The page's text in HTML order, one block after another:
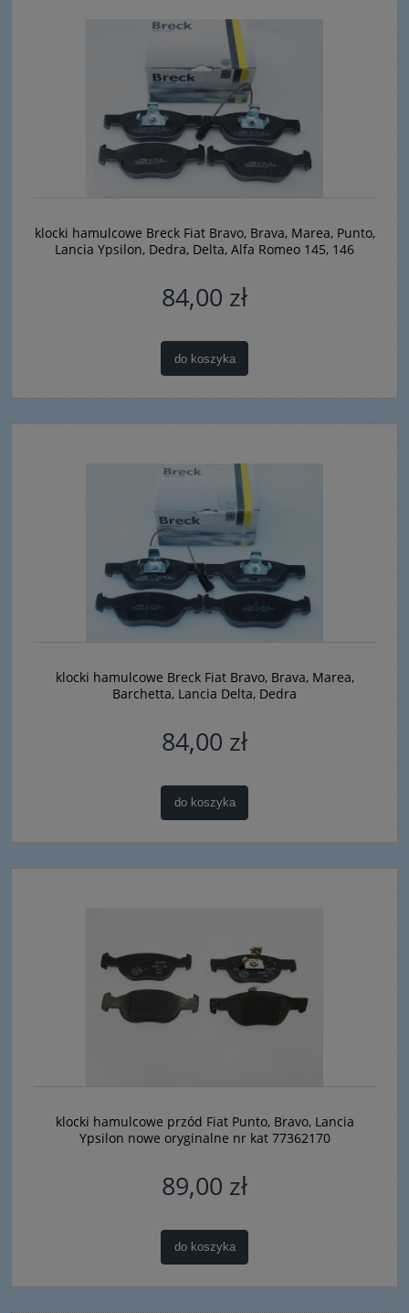
klocki hamulcowe Breck Fiat Bravo, Brava, Marea, Punto,
Lancia Ypsilon, Dedra, Delta, Alfa Romeo 145, 146
84,00 zł
do koszyka
klocki hamulcowe Breck Fiat Bravo, Brava, Marea,
Barchetta, Lancia Delta, Dedra
84,00 zł
do koszyka
klocki hamulcowe przód Fiat Punto, Bravo, Lancia
Ypsilon nowe oryginalne nr kat 77362170
89,00 zł
do koszyka